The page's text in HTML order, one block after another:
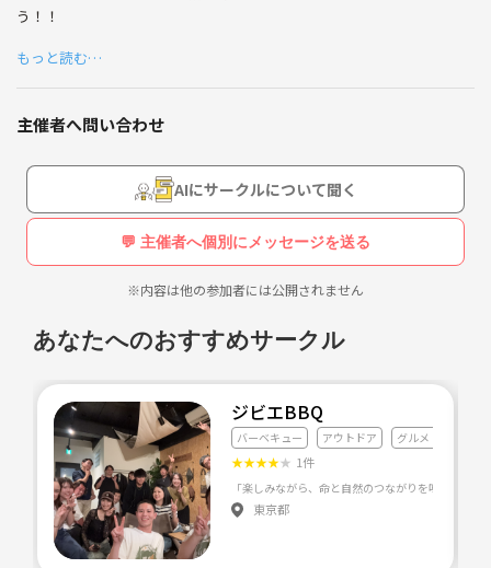
う！！
もっと読む…
主催者へ問い合わせ
AIにサークルについて聞く
💬 主催者へ個別にメッセージを送る
※内容は他の参加者には公開されません
あなたへのおすすめサークル
ジビエBBQ
バーベキュー アウトドア グルメ・料理全般
★★★★★ 1件
東京都